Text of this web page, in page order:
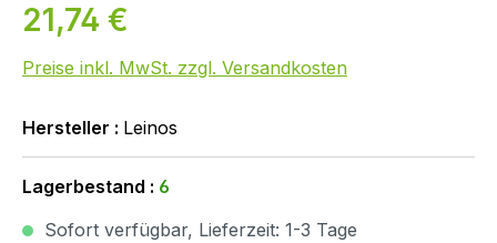
21,74 €
Preise inkl. MwSt. zzgl. Versandkosten
Hersteller : Leinos
Lagerbestand : 6
Sofort verfügbar, Lieferzeit: 1-3 Tage